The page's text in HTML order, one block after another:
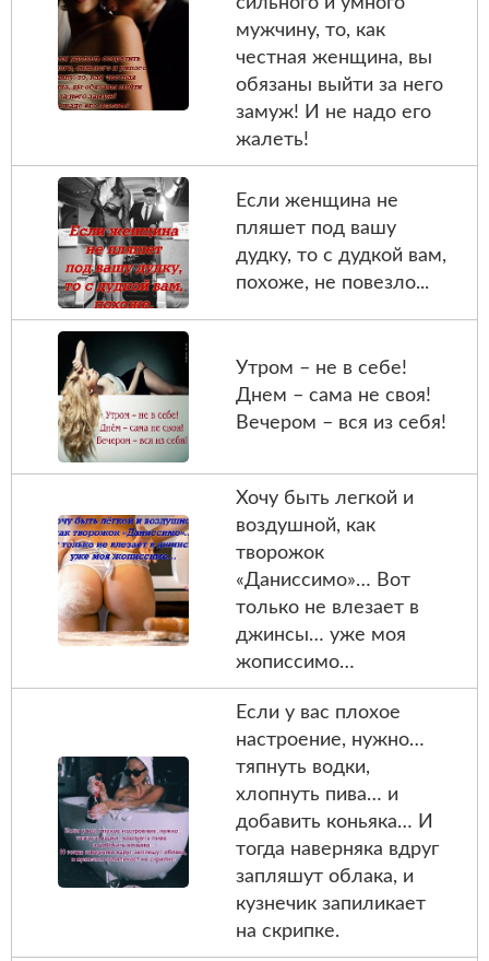
мужчину, то, как
честная женщина, вы
обязаны выйти за него
замуж! И не надо его
жалеть!
Если женщина не
пляшет под вашу
дудку, то с дудкой вам,
похоже, не повезло...
Утром – не в себе!
Днем – сама не своя!
Вечером – вся из себя!
Хочу быть легкой и
воздушной, как
творожок
«Даниссимо»… Вот
только не влезает в
джинсы… уже моя
жописсимо…
Если у вас плохое
настроение, нужно…
тяпнуть водки,
хлопнуть пива… и
добавить коньяка… И
тогда наверняка вдруг
запляшут облака, и
кузнечик запиликает
на скрипке.